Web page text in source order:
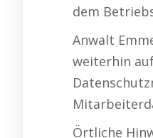
dem
Anwalt
weiterhin
Örtliche